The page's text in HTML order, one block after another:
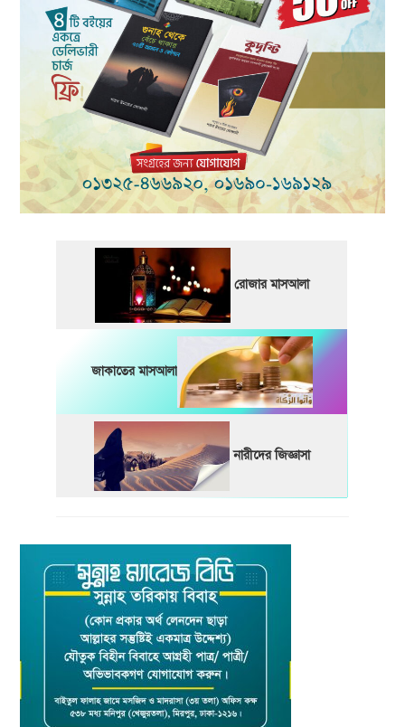
রোজার মাসআলা
জাকাতের মাসআলা
নারীদের জিজ্ঞাসা